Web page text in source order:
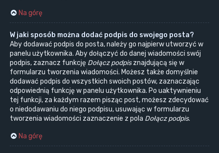
Na górę
W jaki sposób można dodać podpis do swojego posta?
Aby dodawać podpis do posta, należy go najpierw utworzyć w
panelu użytkownika. Aby dołączyć do danej wiadomości swój
podpis, zaznacz funkcję Dołącz podpisznajdującą się w
formularzu tworzenia wiadomości. Możesz także domyślnie
dodawać podpis do wszystkich swoich postów, zaznaczając
odpowiednią funkcję w panelu użytkownika. Po uaktywnieniu
tej funkcji, za każdym razem pisząc post, możesz zdecydować
o niedodawaniu do niego podpisu, usuwając w formularzu
tworzenia wiadomości zaznaczenie z pola Dołącz podpis.
Na górę